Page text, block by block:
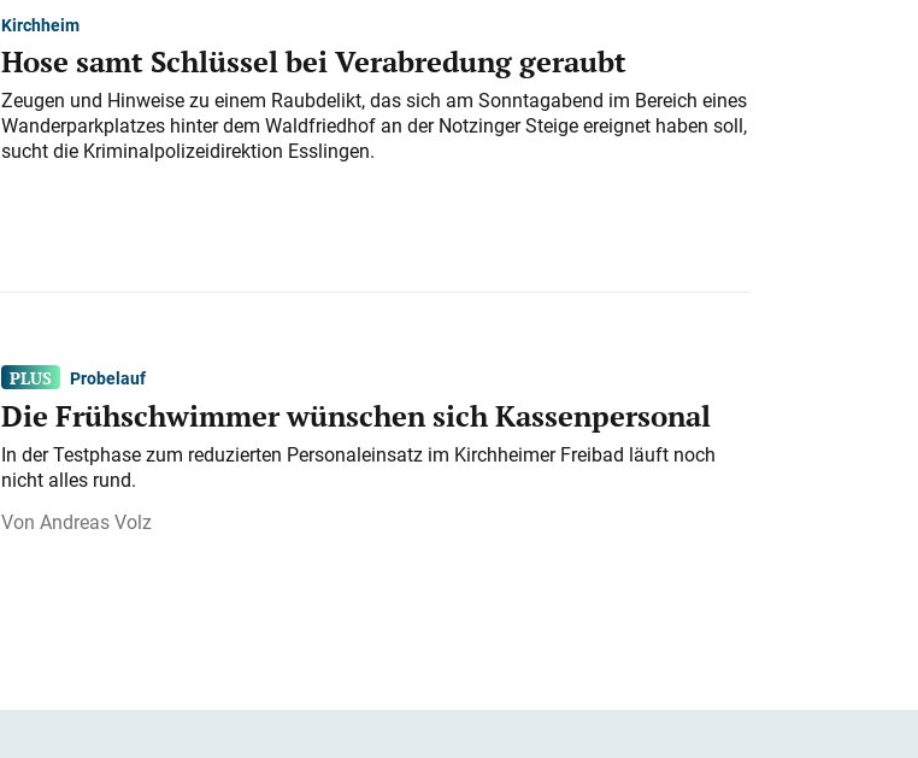
Kirchheim
Hose samt Schlüssel bei Verabredung geraubt
Zeugen und Hinweise zu einem Raubdelikt, das sich am Sonntagabend im Bereich eines
Wanderparkplatzes hinter dem Waldfriedhof an der Notzinger Steige ereignet haben soll,
sucht die Kriminalpolizeidirektion Esslingen.
Probelauf
Die Frühschwimmer wünschen sich Kassenpersonal
In der Testphase zum reduzierten Personaleinsatz im Kirchheimer Freibad läuft noch
nicht alles rund.
Andreas Volz